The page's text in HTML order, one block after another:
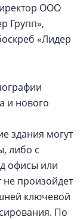
ООО
Групп»,
«Лидер
и нового
здания могут
либо с
офисы или
произойдет
ключевой
По